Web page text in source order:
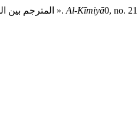
JARRAH, Lina. « المترجم بين الصورة والكلمة: حالة النصّ المصوّر ». Al-Kīmiyā0, no.